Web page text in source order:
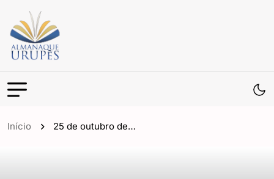
Início 25 de outubro de…